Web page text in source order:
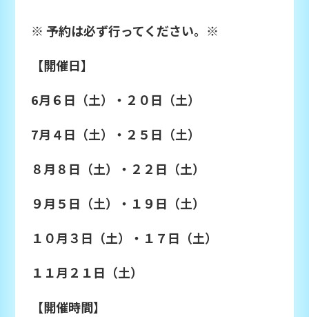
※ 予約は必ず行ってください。※
【開催日】
6月６日（土）・２０日（土）
7月４日（土）・２５日（土）
８月８日（土）・２２日（土）
９月５日（土）・１９日（土）
１０月３日（土）・１７日（土）
１１月２１日（土）
【開催時間】